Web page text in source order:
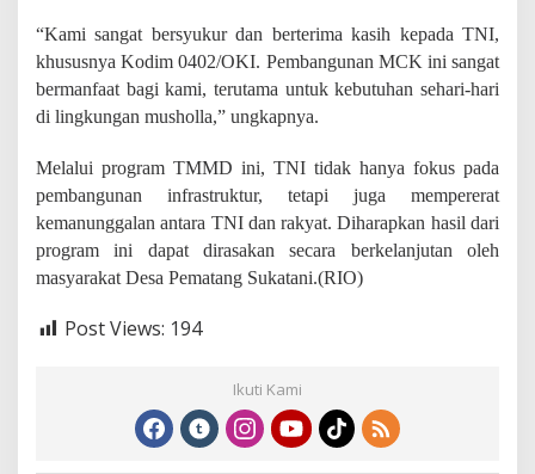
e
m
a
t
a
g
S
u
k
a
a
i
“Kami sangat bersyukur dan berterima kasih kepada TNI,
khususnya Kodim 0402/OKI. Pembangunan MCK ini sangat
bermanfaat bagi kami, terutama untuk kebutuhan sehari-hari
di lingkungan musholla,” ungkapnya.
Melalui program TMMD ini, TNI tidak hanya fokus pada
pembangunan infrastruktur, tetapi juga mempererat
kemanunggalan antara TNI dan rakyat. Diharapkan hasil dari
program ini dapat dirasakan secara berkelanjutan oleh
masyarakat Desa Pematang Sukatani.(RIO)
Post Views: 194
Ikuti Kami